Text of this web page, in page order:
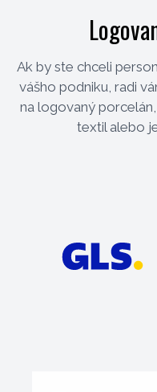
Ak by ste chceli
vášho podniku, radi
na logovaný
textil alebo